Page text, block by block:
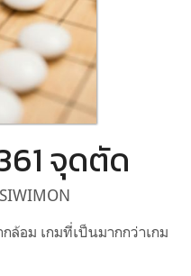
จุดตัด
ล้อม เกมที่เป็นมากกว่าเกม